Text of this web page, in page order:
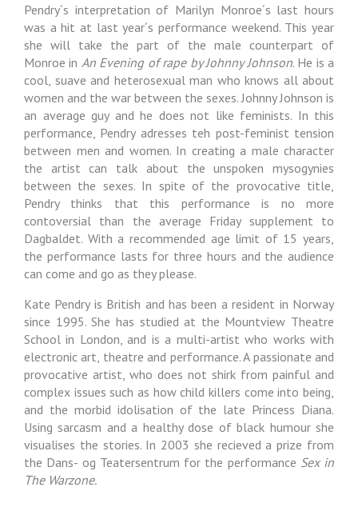
Pendry´s interpretation of Marilyn Monroe´s last hours
was a hit at last year´s performance weekend. This year
she will take the part of the male counterpart of
Monroe in An Evening of rape by Johnny Johnson. He is a
cool, suave and heterosexual man who knows all about
women and the war between the sexes. Johnny Johnson is
an average guy and he does not like feminists. In this
performance, Pendry adresses teh post-feminist tension
between men and women. In creating a male character
the artist can talk about the unspoken mysogynies
between the sexes. In spite of the provocative title,
Pendry thinks that this performance is no more
contoversial than the average Friday supplement to
Dagbaldet. With a recommended age limit of 15 years,
the performance lasts for three hours and the audience
can come and go as they please.
Kate Pendry is British and has been a resident in Norway
since 1995. She has studied at the Mountview Theatre
School in London, and is a multi-artist who works with
electronic art, theatre and performance. A passionate and
provocative artist, who does not shirk from painful and
complex issues such as how child killers come into being,
and the morbid idolisation of the late Princess Diana.
Using sarcasm and a healthy dose of black humour she
visualises the stories. In 2003 she recieved a prize from
the Dans- og Teatersentrum for the performance Sex in
The Warzone.